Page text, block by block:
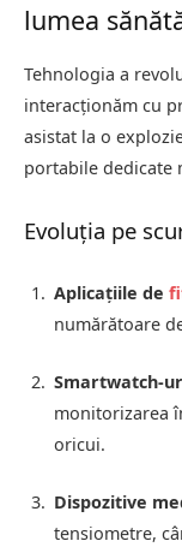
lumea
Tehnologia a
interacționăm cu
asistat la o
portabile dedicate
Evoluția pe
Aplicațiile de
numărătoare
Smartwatch-
monitorizarea
oricui.
Dispozitive
tensiometre,